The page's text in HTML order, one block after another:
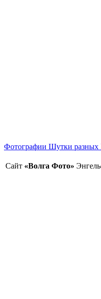
Фотографии Шутки разных
Сайт «Волга Фото»